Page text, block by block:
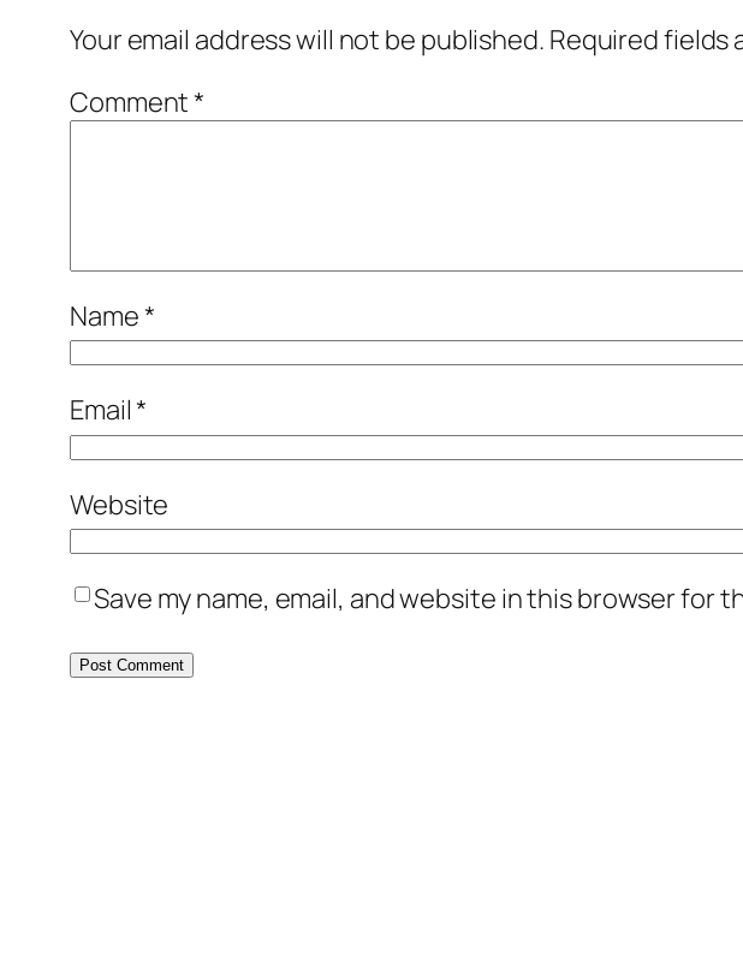
Your email address will not be published. Required fields
Comment*
Name*
Email*
Website
Save my name, email, and website in this browser for